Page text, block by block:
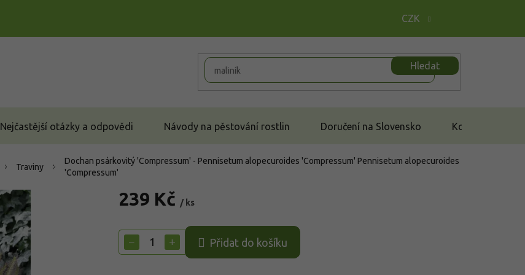
CZK
Hledat
Nejčastější otázky a odpovědi Návody na pěstování rostlin Doručení na Slovensko Kontakt
Traviny
Dochan psárkovitý 'Compressum' - Pennisetum alopecuroides 'Compressum'Pennisetum alopecuroides
'Compressum'
239 Kč / ks
cena:
+
− Přidat do košíku